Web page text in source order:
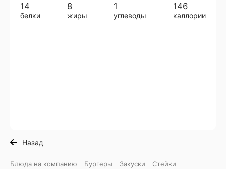
14
белки
8
жиры
1
углеводы
146
каллории
Назад
Блюда на компанию Бургеры Закуски
Стейки